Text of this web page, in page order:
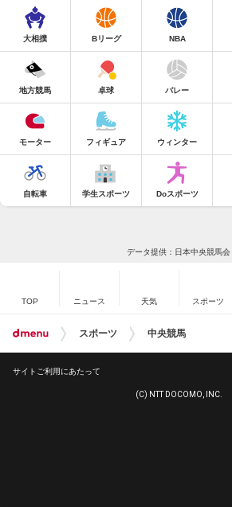
大相撲 Bリーグ NBA
地方競馬 卓球 バレー
モーター フィギュア ウィンター
自転車 学生スポーツ Doスポーツ
データ提供：日本中央競馬会
TOP ニュース 天気 スポーツ
スポーツ 中央競馬
サイトご利用にあたって
(C) NTT DOCOMO, INC.